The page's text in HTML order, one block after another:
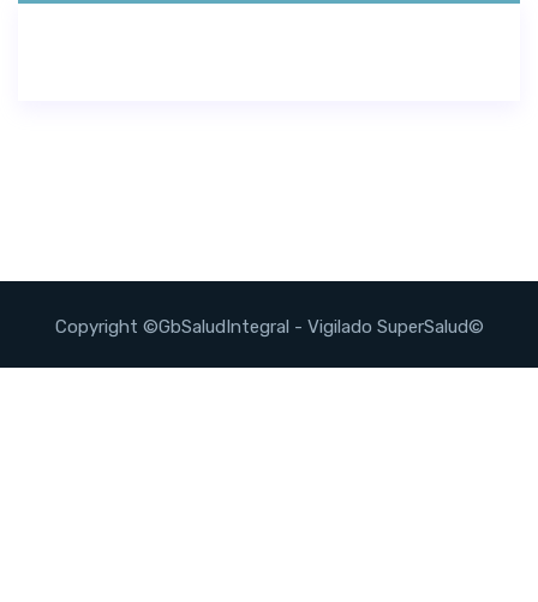
Copyright ©GbSaludIntegral - Vigilado SuperSalud©